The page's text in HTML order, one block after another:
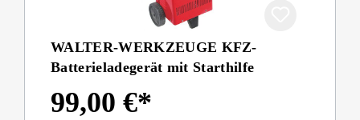
WALTER-WERKZEUGE KFZ-
Batterieladegerät mit Starthilfe
99,00 €*